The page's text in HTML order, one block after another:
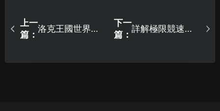
上一
篇：
洛克王國世界加
下一
篇：
詳解極限競速地